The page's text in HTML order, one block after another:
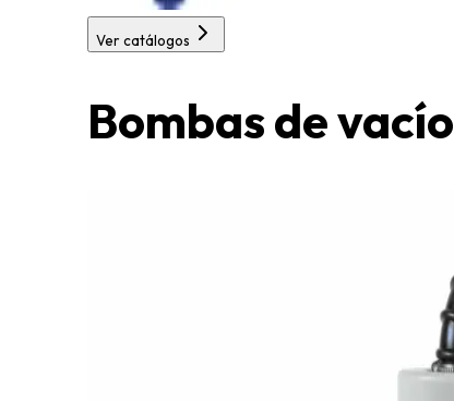
Ver catálogos
Bombas de vacío